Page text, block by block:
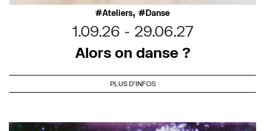
Ateliers, Danse
1.09.26
29.06.27
Alors on danse ?
PLUS D'INFOS